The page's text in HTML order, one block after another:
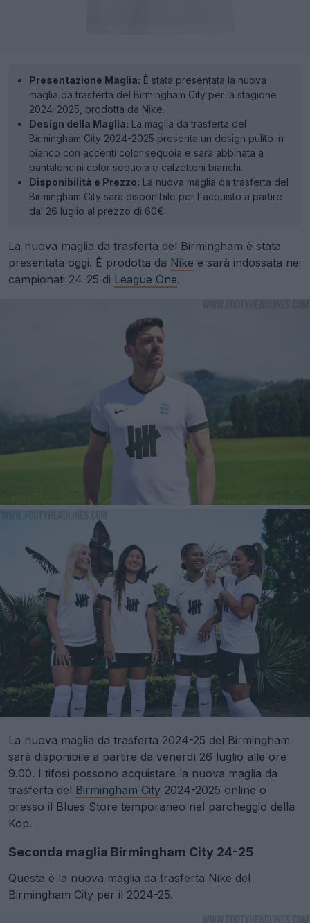
Presentazione Maglia: È stata presentata la nuova
maglia da trasferta del Birmingham City per la stagione
2024-2025, prodotta da Nike.
Design della Maglia: La maglia da trasferta del
Birmingham City 2024-2025 presenta un design pulito in
bianco con accenti color sequoia e sarà abbinata a
pantaloncini color sequoia e calzettoni bianchi.
Disponibilità e Prezzo: La nuova maglia da trasferta del
Birmingham City sarà disponibile per l'acquisto a partire
dal 26 luglio al prezzo di 60€.
La nuova maglia da trasferta del Birmingham è stata
presentata oggi. È prodotta da Nike e sarà indossata nei
campionati 24-25 di League One.
La nuova maglia da trasferta 2024-25 del Birmingham
sarà disponibile a partire da venerdì 26 luglio alle ore
9.00. I tifosi possono acquistare la nuova maglia da
trasferta del Birmingham City 2024-2025 online o
presso il Blues Store temporaneo nel parcheggio della
Kop.
Seconda maglia Birmingham City 24-25
Questa è la nuova maglia da trasferta Nike del
Birmingham City per il 2024-25.